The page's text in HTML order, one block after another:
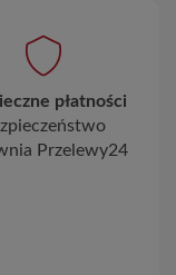
płatności
Przelewy24